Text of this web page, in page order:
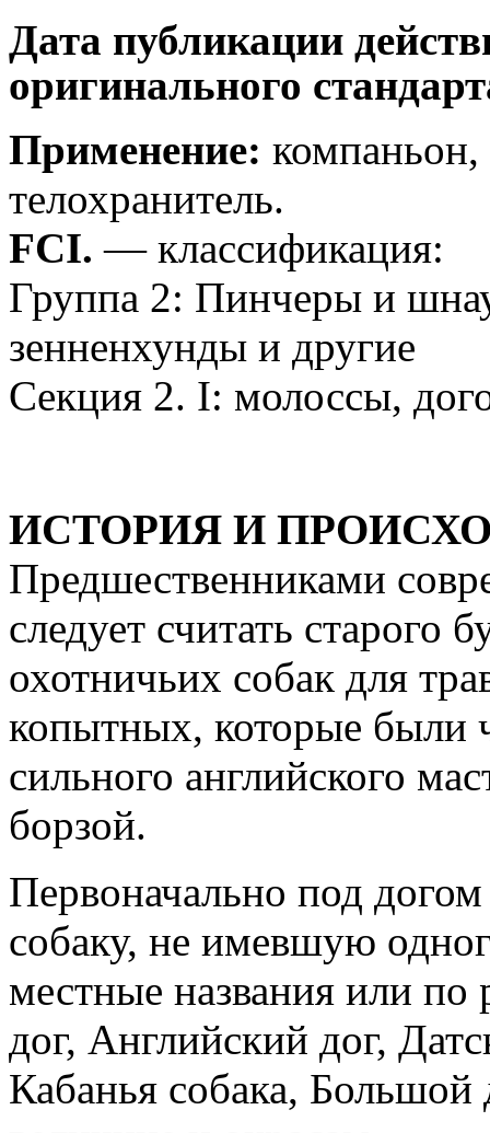
Дата публикации
оригинального
Применение: компаньон,
телохранитель.
FCI. — классификация:
Группа 2: Пинчеры и
зенненхунды и другие
Секция 2. I: молоссы,
ИСТОРИЯ И
Предшественниками
следует считать старого
охотничьих собак для
копытных, которые были
сильного английского
борзой.
Первоначально под
собаку, не имевшую
местные названия или по
дог, Английский дог,
Кабанья собака, Большой